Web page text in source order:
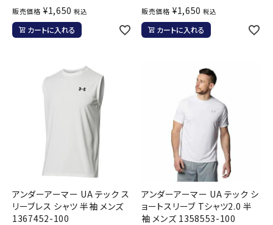
販売価格 ¥1,650 税込
カートに入れる
販売価格 ¥1,650 税込
カートに入れる
アンダーアーマー UA テック ス
リーブレス シャツ 半袖 メンズ
1367452-100
アンダーアーマー UA テック シ
ョートスリーブ Tシャツ2.0 半
袖 メンズ 1358553-100